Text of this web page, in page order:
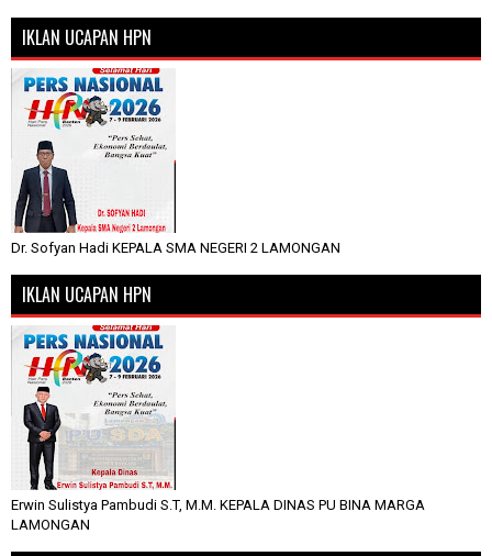
IKLAN UCAPAN HPN
Dr. Sofyan Hadi KEPALA SMA NEGERI 2 LAMONGAN
IKLAN UCAPAN HPN
Erwin Sulistya Pambudi S.T, M.M. KEPALA DINAS PU BINA MARGA
LAMONGAN